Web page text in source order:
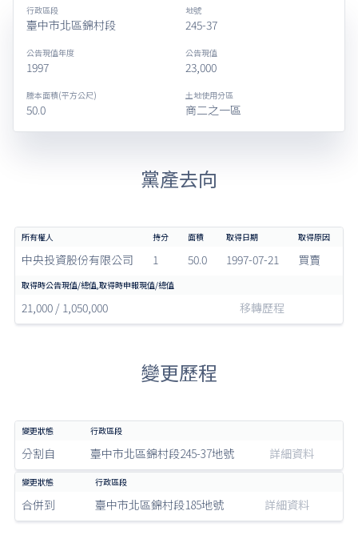
行政區段
臺中市北區錦村段
地號
245-37
公告現值年度
1997
公告現值
23,000
謄本面積(平方公尺)
50.0
土地使用分區
商二之一區
黨產去向
中央投資股份有限公司 1 50.0 1997-07-21 買賣
21,000 / 1,050,000 移轉歷程
變更歷程
分割自 臺中市北區錦村段245-37地號 詳細資料
合併到 臺中市北區錦村段185地號 詳細資料